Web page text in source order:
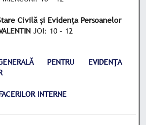
Civilă și Evidența Persoanelor
JOI: 10 – 12
PENTRU EVIDENȚA
INTERNE